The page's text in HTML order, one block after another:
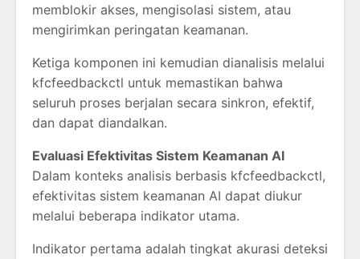
memblokir akses, mengisolasi sistem, atau
mengirimkan peringatan keamanan.
Ketiga komponen ini kemudian dianalisis melalui
kfcfeedbackctl untuk memastikan bahwa
seluruh proses berjalan secara sinkron, efektif,
dan dapat diandalkan.
Evaluasi Efektivitas Sistem Keamanan AI
Dalam konteks analisis berbasis kfcfeedbackctl,
efektivitas sistem keamanan AI dapat diukur
melalui beberapa indikator utama.
Indikator pertama adalah tingkat akurasi deteksi